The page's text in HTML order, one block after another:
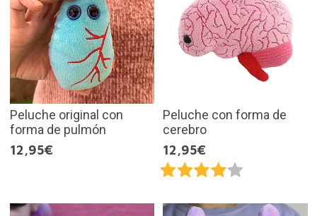
Peluche original con
forma de pulmón
12,95€
Peluche con forma de
cerebro
12,95€